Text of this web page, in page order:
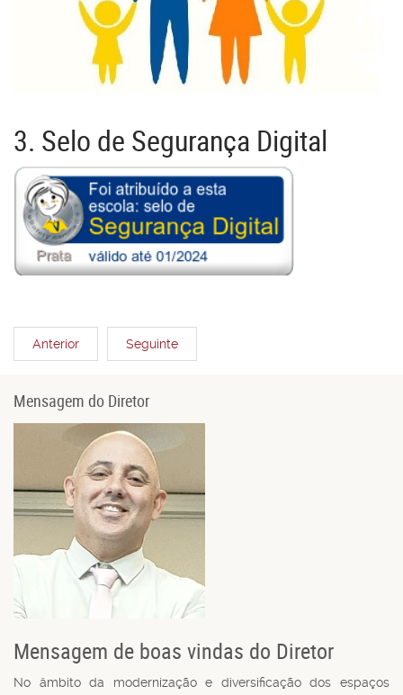
3. Selo de Segurança Digital
Anterior Seguinte
Mensagem do Diretor
Mensagem de boas vindas do Diretor
No âmbito da modernização e diversificação dos espaços